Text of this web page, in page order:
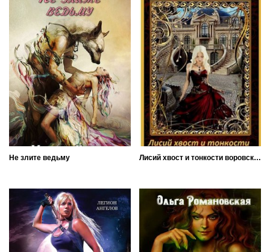
Не злите ведьму Лисий хвост и тонкости воровской науки